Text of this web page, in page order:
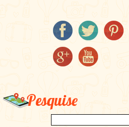
Pesquise